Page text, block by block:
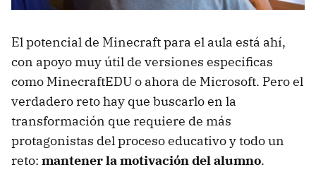
El potencial de Minecraft para el aula está ahí,
con apoyo muy útil de versiones especificas
como MinecraftEDU o ahora de Microsoft. Pero el
verdadero reto hay que buscarlo en la
transformación que requiere de más
protagonistas del proceso educativo y todo un
reto: mantener la motivación del alumno.